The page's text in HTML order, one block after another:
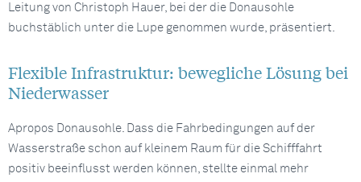
Leitung von Christoph Hauer, bei der die Donausohle
buchstäblich unter die Lupe genommen wurde, präsentiert.
Flexible Infrastruktur: bewegliche Lösung bei
Niederwasser
Apropos Donausohle. Dass die Fahrbedingungen auf der
Wasserstraße schon auf kleinem Raum für die Schifffahrt
positiv beeinflusst werden können, stellte einmal mehr